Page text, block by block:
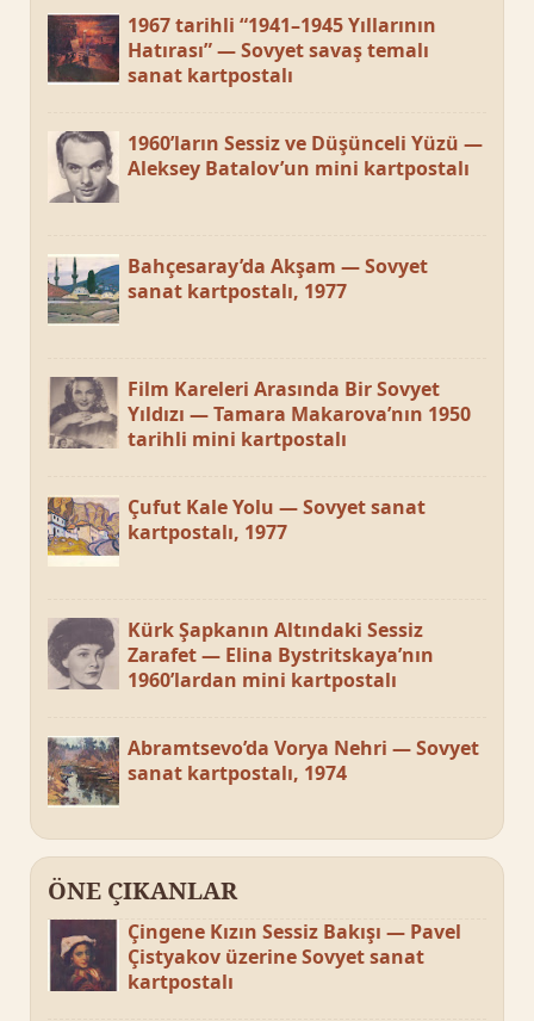
1967 tarihli “1941–1945 Yıllarının
Hatırası” — Sovyet savaş temalı
sanat kartpostalı
1960’ların Sessiz ve Düşünceli Yüzü —
Aleksey Batalov’un mini kartpostalı
Bahçesaray’da Akşam — Sovyet
sanat kartpostalı, 1977
Film Kareleri Arasında Bir Sovyet
Yıldızı — Tamara Makarova’nın 1950
tarihli mini kartpostalı
Çufut Kale Yolu — Sovyet sanat
kartpostalı, 1977
Kürk Şapkanın Altındaki Sessiz
Zarafet — Elina Bystritskaya’nın
1960’lardan mini kartpostalı
Abramtsevo’da Vorya Nehri — Sovyet
sanat kartpostalı, 1974
ÖNE ÇIKANLAR
Çingene Kızın Sessiz Bakışı — Pavel
Çistyakov üzerine Sovyet sanat
kartpostalı